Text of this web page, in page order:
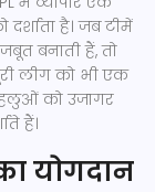
है। जब टीमें
बनाती हैं, तो
लीग को भी एक
को उजागर
हैं।
योगदान